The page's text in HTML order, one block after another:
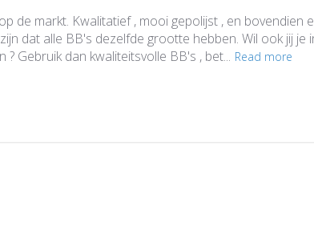
de markt. Kwalitatief , mooi gepolijst , en bovendien
dat alle BB's dezelfde grootte hebben. Wil ook jij
? Gebruik dan kwaliteitsvolle BB's , bet... Read more